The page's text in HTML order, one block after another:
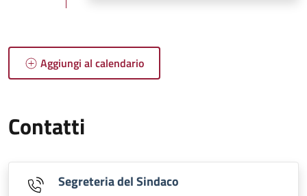
Aggiungi al calendario
Contatti
Segreteria del Sindaco